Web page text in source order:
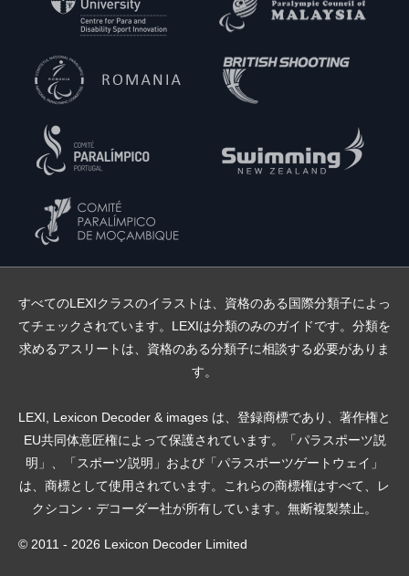
すべてのLEXIクラスのイラストは、資格のある国際分類子によっ
てチェックされています。LEXIは分類のみのガイドです。分類を
求めるアスリートは、資格のある分類子に相談する必要がありま
す。
LEXI, Lexicon Decoder & images は、登録商標であり、著作権と
EU共同体意匠権によって保護されています。「パラスポーツ説
明」、「スポーツ説明」および「パラスポーツゲートウェイ」
は、商標として使用されています。これらの商標権はすべて、レ
クシコン・デコーダー社が所有しています。無断複製禁止。
© 2011 - 2026 Lexicon Decoder Limited